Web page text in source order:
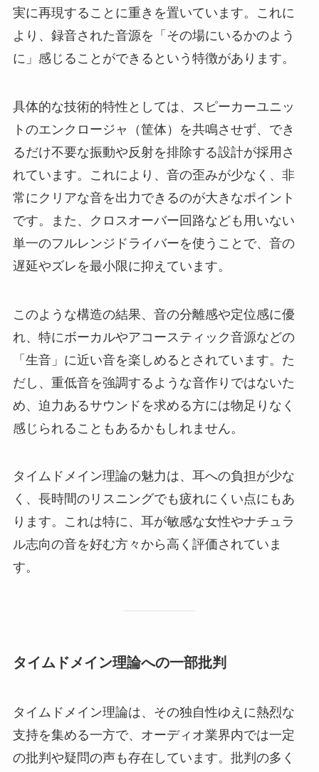
実に再現することに重きを置いています。これに
より、録音された音源を「その場にいるかのよう
に」感じることができるという特徴があります。
具体的な技術的特性としては、スピーカーユニッ
トのエンクロージャ（筐体）を共鳴させず、でき
るだけ不要な振動や反射を排除する設計が採用さ
れています。これにより、音の歪みが少なく、非
常にクリアな音を出力できるのが大きなポイント
です。また、クロスオーバー回路なども用いない
単一のフルレンジドライバーを使うことで、音の
遅延やズレを最小限に抑えています。
このような構造の結果、音の分離感や定位感に優
れ、特にボーカルやアコースティック音源などの
「生音」に近い音を楽しめるとされています。た
だし、重低音を強調するような音作りではないた
め、迫力あるサウンドを求める方には物足りなく
感じられることもあるかもしれません。
タイムドメイン理論の魅力は、耳への負担が少な
く、長時間のリスニングでも疲れにくい点にもあ
ります。これは特に、耳が敏感な女性やナチュラ
ル志向の音を好む方々から高く評価されていま
す。
タイムドメイン理論への一部批判
タイムドメイン理論は、その独自性ゆえに熱烈な
支持を集める一方で、オーディオ業界内では一定
の批判や疑問の声も存在しています。批判の多く